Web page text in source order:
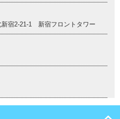
新宿2-21-1 新宿フロントタワー